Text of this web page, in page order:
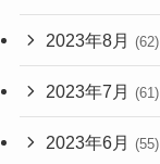
2023年8月 (62)
2023年7月 (61)
2023年6月 (55)